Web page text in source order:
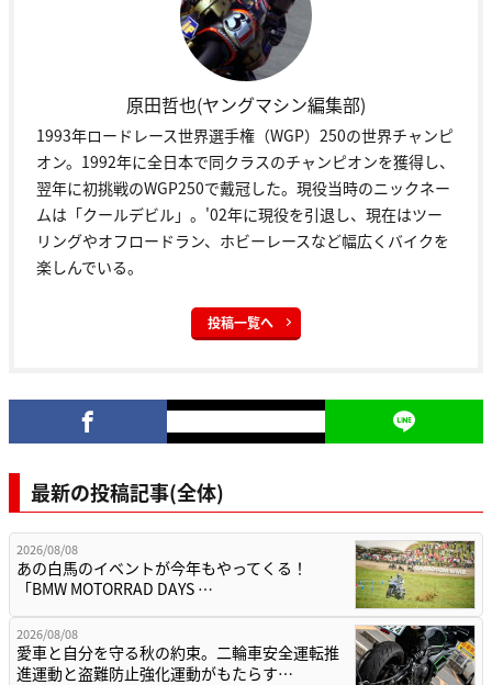
原田哲也(ヤングマシン編集部)
1993年ロードレース世界選手権（WGP）250の世界チャンピ
オン。1992年に全日本で同クラスのチャンピオンを獲得し、
翌年に初挑戦のWGP250で戴冠した。現役当時のニックネー
ムは「クールデビル」。'02年に現役を引退し、現在はツー
リングやオフロードラン、ホビーレースなど幅広くバイクを
楽しんでいる。
投稿一覧へ
最新の投稿記事(全体)
2026/08/08
あの白馬のイベントが今年もやってくる！
「BMW MOTORRAD DAYS …
2026/08/08
愛車と自分を守る秋の約束。二輪車安全運転推
進運動と盗難防止強化運動がもたらす…